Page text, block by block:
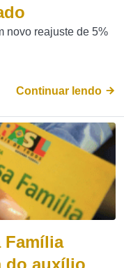
novo reajuste de 5%
Continuar lendo
Família
do auxílio